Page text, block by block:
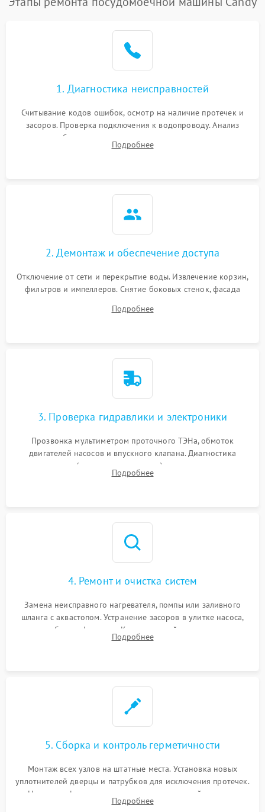
воды
Проблемы с1. Диагностика неисправностей
Считывание кодов ошибок, осмотр на наличие протечек и
засоров. Проверка подключения к водопроводу. Анализ
жалоб на отсутствие слива, нагрева, вращения
разбрызгивателей или срабатывание системы защиты
Подробнее
2. Демонтаж и обеспечение доступа
Отключение от сети и перекрытие воды. Извлечение корзин,
фильтров и импеллеров. Снятие боковых стенок, фасада
циркуляционному насосу, ТЭНу и сливной помпе.
Подробнее
3. Проверка гидравлики и электроники
Прозвонка мультиметром проточного ТЭНа, обмоток
двигателей насосов и впускного клапана. Диагностика
прессостата (датчика уровня воды), датчика мутности,
концевика дверцы и электронного модуля управления.
Подробнее
4. Ремонт и очистка систем
Замена неисправного нагревателя, помпы или заливного
шланга с аквастопом. Устранение засоров в улитке насоса,
патрубках и фильтрах. Компонентный ремонт платы
управления, восстановление поврежденной проводки.
Подробнее
5. Сборка и контроль герметичности
Монтаж всех узлов на штатные места. Установка новых
уплотнителей дверцы и патрубков для исключения протечек.
Надежная фиксация хомутов гидравлической системы,
сборка корпуса и установка датчика поплавка.
Подробнее